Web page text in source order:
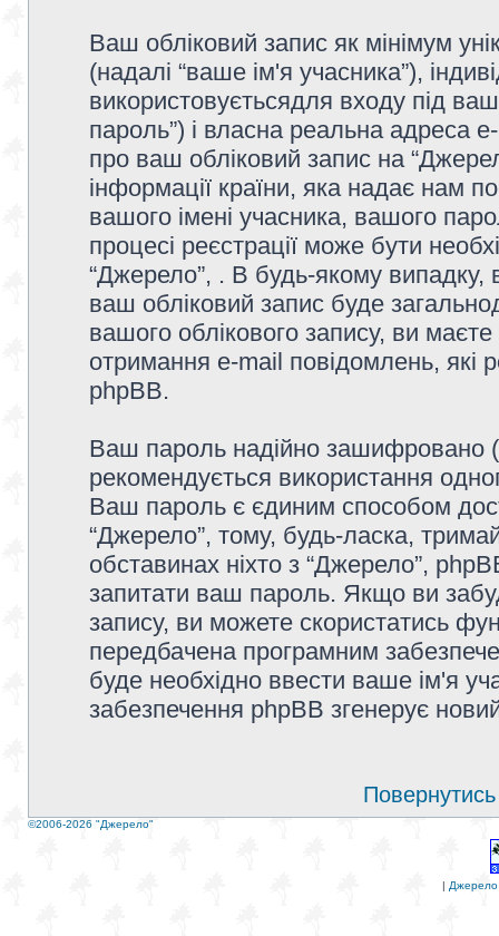
Ваш обліковий запис як мінімум
(надалі “ваше ім'я учасника”),
використовуєтьсядля входу під
пароль”) і власна реальна адреса
про ваш обліковий запис на
інформації країни, яка надає нам
вашого імені учасника, вашого
процесі реєстрації може бути
“Джерело”, . В будь-якому
ваш обліковий запис буде
вашого облікового запису, ви
отримання e-mail повідомлень, які
phpBB.
Ваш пароль надійно зашифровано
рекомендується використання
Ваш пароль є єдиним способом
“Джерело”, тому, будь-ласка,
обставинах ніхто з “Джерело”,
запитати ваш пароль. Якщо ви
запису, ви можете скористатись
передбачена програмним
буде необхідно ввести ваше ім'я
забезпечення phpBB згенерує
Повернутись
©2006-2026 "Джерело"
| Джерело